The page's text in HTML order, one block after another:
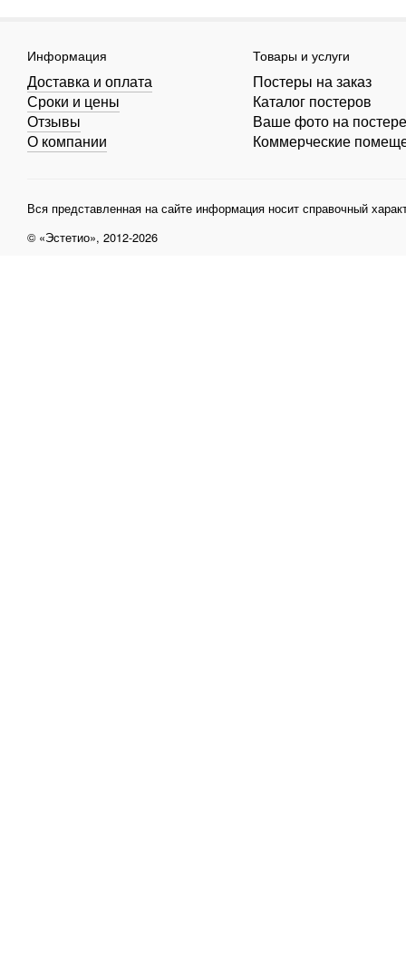
Информация
Доставка и оплата
Сроки и цены
Отзывы
О компании
Товары и услуги
Постеры на заказ
Каталог постеров
Ваше фото на постере
Коммерческие
Вся представленная на сайте информация носит справочный
© «Эстетио», 2012-2026